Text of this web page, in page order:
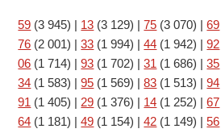
59 (3 945) | 13 (3 129) |75 (3 070) |69
76 (2 001) |33 (1 994) |44 (1 942) |92
06 (1 714) |93 (1 702) |31 (1 686) |35
34 (1 583) |95 (1 569) |83 (1 513) |94
91 (1 405) | 29 (1 376) | 14 (1 252) |67
64 (1 181) |49 (1 154) |42 (1 149) |56